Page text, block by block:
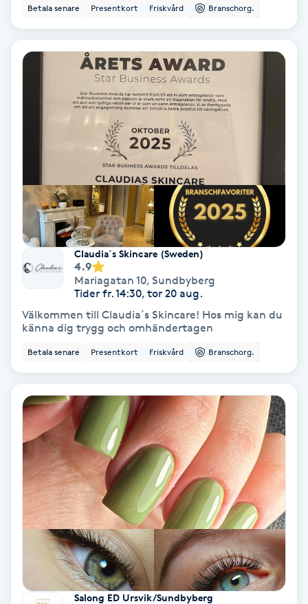
Koppningsmassage
Kosmetisk tatuering
Kostrådgivning
Kroppsinpackning
Käkledsbehandling
Kärlbehandling
Laserbehandling
Lashlift Keratin
LED-ljusterapi
Liktornar
LPG
LPG-behandling
LPG-massage
Luggklippning
Betala senare Presentkort Friskvård Branschorg.
Claudia´s Skincare (Sweden)
4.9
Mariagatan 10, Sundbyberg
Tider fr. 14:30, tor 20 aug.
Välkommen till Claudia´s Skincare! Hos mig kan du
känna dig trygg och omhändertagen
Betala senare Presentkort Friskvård Branschorg.
Salong ED Ursvik/Sundbyberg